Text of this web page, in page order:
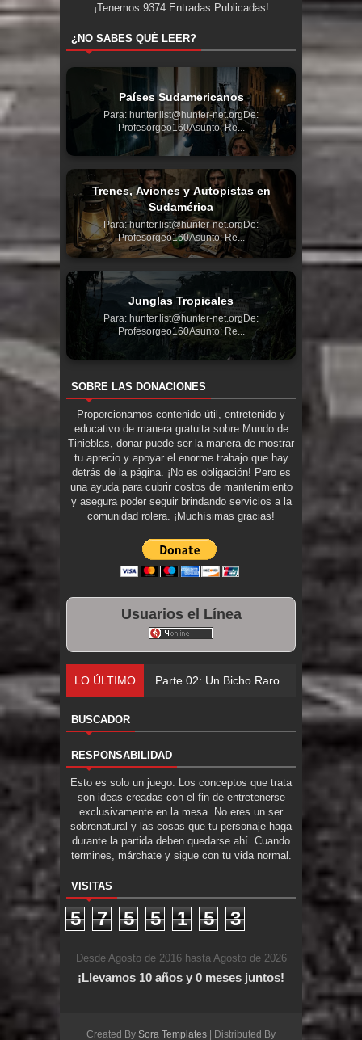
¡Tenemos 9374Entradas Publicadas!
¿NO SABES QUÉ LEER?
Países Sudamericanos
Para: hunter.list@hunter-net.orgDe:
Profesorgeo160Asunto: Re...
Trenes, Aviones y Autopistas en
Sudamérica
Para: hunter.list@hunter-net.orgDe:
Profesorgeo160Asunto: Re...
Junglas Tropicales
Para: hunter.list@hunter-net.orgDe:
Profesorgeo160Asunto: Re...
SOBRE LAS DONACIONES
Proporcionamos contenido útil, entretenido y
educativo de manera gratuita sobre Mundo de
Tinieblas, donar puede ser la manera de mostrar
tu aprecio y apoyar el enorme trabajo que hay
detrás de la página. ¡No es obligación! Pero es
una ayuda para cubrir costos de mantenimiento
y asegura poder seguir brindando servicios a la
comunidad rolera. ¡Muchísimas gracias!
Usuarios el Línea
LO ÚLTIMO Parte 02: Un Bicho Raro
BUSCADOR
RESPONSABILIDAD
Esto es solo un juego. Los conceptos que trata
son ideas creadas con el fin de entretenerse
exclusivamente en la mesa. No eres un ser
sobrenatural y las cosas que tu personaje haga
durante la partida deben quedarse ahí. Cuando
termines, márchate y sigue con tu vida normal.
VISITAS
5 7 5 5 1 5 3
Desde Agosto de 2016 hasta Agosto de 2026
¡Llevamos 10 años y 0 meses juntos!
Created By Sora Templates | Distributed By